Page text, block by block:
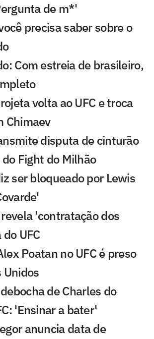
de m*'
precisa saber sobre o
Com estreia de brasileiro,
volta ao UFC e troca
Chimaev
disputa de cinturão
Fight do Milhão
ser bloqueado por Lewis
'contratação dos
UFC
Poatan no UFC é preso
Unidos
de Charles do
'Ensinar a bater'
anuncia data de